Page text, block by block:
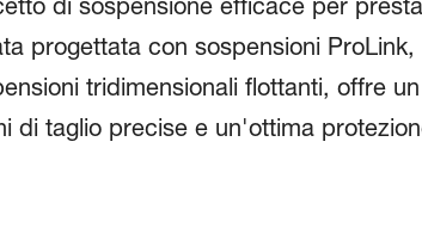
di sospensione efficace per
progettata con sospensioni
tridimensionali flottanti, offre
di taglio precise e un'ottima